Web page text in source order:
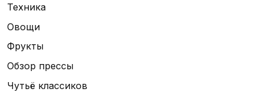
Техника
Овощи
Фрукты
Обзор прессы
Чутьё классиков